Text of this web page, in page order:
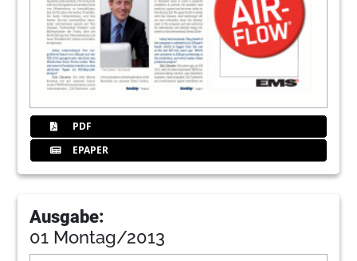
PDF
EPAPER
Ausgabe:
01 Montag/2013